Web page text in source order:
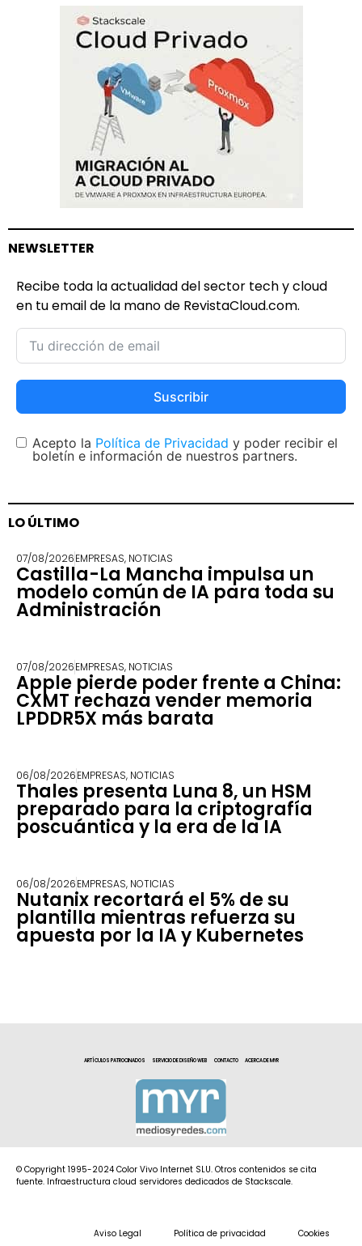
NEWSLETTER
Recibe toda la actualidad del sector tech y cloud
en tu email de la mano de RevistaCloud.com.
Suscribir
Acepto la Política de Privacidad y poder recibir el
boletín e información de nuestros partners.
LO ÚLTIMO
07/08/2026EMPRESAS, NOTICIAS
Castilla-La Mancha impulsa un
modelo común de IA para toda su
Administración
07/08/2026EMPRESAS, NOTICIAS
Apple pierde poder frente a China:
CXMT rechaza vender memoria
LPDDR5X más barata
06/08/2026EMPRESAS, NOTICIAS
Thales presenta Luna 8, un HSM
preparado para la criptografía
poscuántica y la era de la IA
06/08/2026EMPRESAS, NOTICIAS
Nutanix recortará el 5% de su
plantilla mientras refuerza su
apuesta por la IA y Kubernetes
ARTÍCULOS PATROCINADOS SERVICIO DE DISEÑO WEB CONTACTO ACERCA DE MYR
© Copyright 1995-2024 Color Vivo Internet SLU. Otros contenidos se cita
fuente. Infraestructura cloud servidores dedicados de Stackscale.
Aviso Legal Política de privacidad Cookies